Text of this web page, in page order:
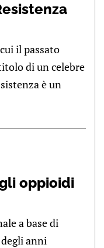
il passato
di un celebre
è un
oppioidi
a base di
anni